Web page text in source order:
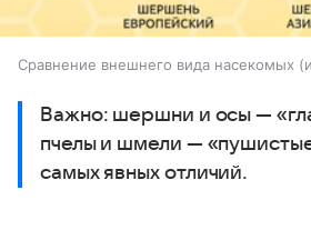
Сравнение внешнего вида насекомых
Важно: шершни и осы —
пчелы и шмели —
самых явных отличий.